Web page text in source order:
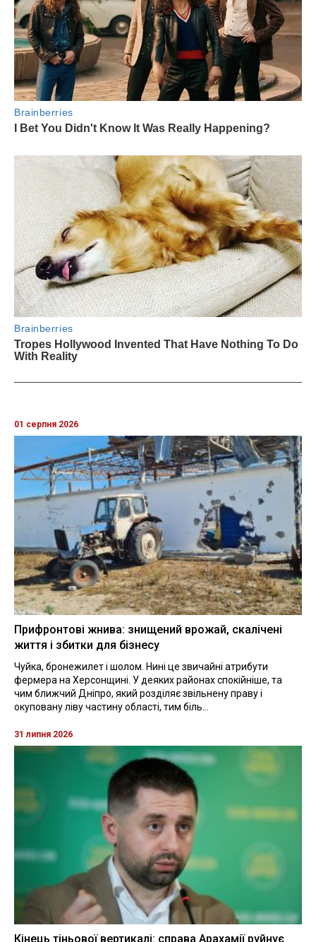
01 серпня 2026
Прифронтові жнива: знищений врожай, скалічені
життя і збитки для бізнесу
Чуйка, бронежилет і шолом. Нині це звичайні атрибути
фермера на Херсонщині. У деяких районах спокійніше, та
чим ближчий Дніпро, який розділяє звільнену праву і
окуповану ліву частину області, тим біль...
31 липня 2026
Кінець тіньової вертикалі: справа Арахамії руйнує